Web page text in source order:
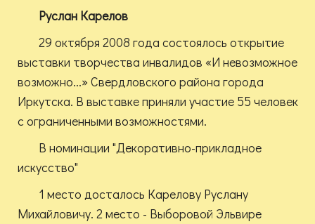
Руслан Карелов
29 октября 2008 года состоялось открытие
выставки творчества инвалидов «И невозможное
возможно...» Свердловского района города
Иркутска. В выставке приняли участие 55 человек
с ограниченными возможностями.
В номинации "Декоративно-прикладное
искусство"
1 место досталось Карелову Руслану
Михайловичу. 2 место - Выборовой Эльвире